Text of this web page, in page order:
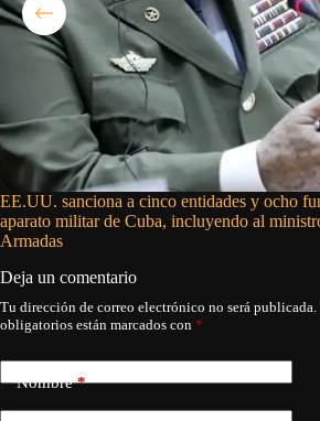
EE.UU. sanciona a cinco entidades y ocho
aparato militar de Cuba, incluyendo al
Armadas
Deja un comentario
Tu dirección de correo electrónico no será publicada.
obligatorios están marcados con *
Nombre*